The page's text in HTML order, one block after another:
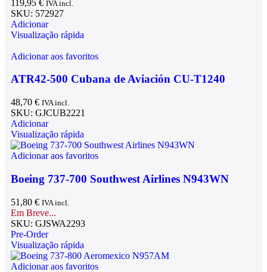
119,95 € IVA incl.
SKU: 572927
Adicionar
Visualização rápida
Adicionar aos favoritos
ATR42-500 Cubana de Aviación CU-T1240
48,70 € IVA incl.
SKU: GJCUB2221
Adicionar
Visualização rápida
Adicionar aos favoritos
Boeing 737-700 Southwest Airlines N943WN
51,80 € IVA incl.
Em Breve...
SKU: GJSWA2293
Pre-Order
Visualização rápida
Adicionar aos favoritos